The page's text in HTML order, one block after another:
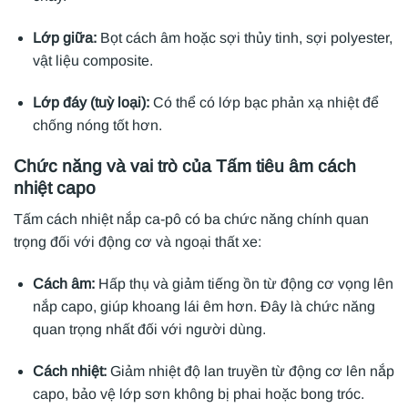
Lớp giữa: Bọt cách âm hoặc sợi thủy tinh, sợi polyester,
vật liệu composite.
Lớp đáy (tuỳ loại): Có thể có lớp bạc phản xạ nhiệt để
chống nóng tốt hơn.
Chức năng và vai trò của Tấm tiêu âm cách
nhiệt capo
Tấm cách nhiệt nắp ca-pô có ba chức năng chính quan
trọng đối với động cơ và ngoại thất xe:
Cách âm: Hấp thụ và giảm tiếng ồn từ động cơ vọng lên
nắp capo, giúp khoang lái êm hơn. Đây là chức năng
quan trọng nhất đối với người dùng.
Cách nhiệt: Giảm nhiệt độ lan truyền từ động cơ lên nắp
capo, bảo vệ lớp sơn không bị phai hoặc bong tróc.